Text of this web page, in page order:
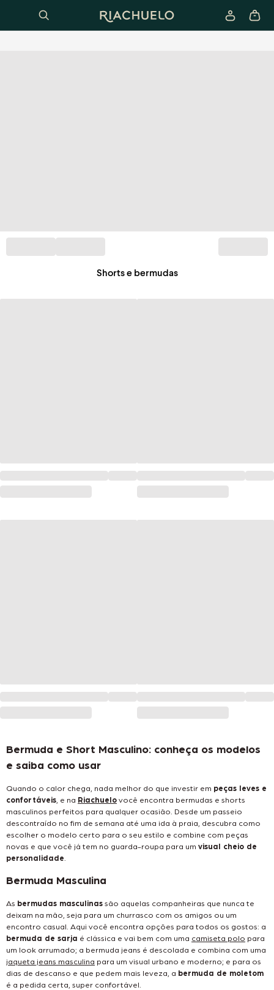
Shorts e bermudas
Bermuda e Short Masculino: conheça os modelos
e saiba como usar
Quando o calor chega, nada melhor do que investir em peças leves e
confortáveis , e na Riachuelovocê encontra bermudas e shorts
masculinos perfeitos para qualquer ocasião. Desde um passeio
descontraído no fim de semana até uma ida à praia, descubra como
escolher o modelo certo para o seu estilo e combine com peças
novas e que você já tem no guarda-roupa para um visual cheio de
personalidade
Bermuda Masculina
As bermudas masculinassão aquelas companheiras que nunca te
deixam na mão, seja para um churrasco com os amigos ou um
encontro casual. Aqui você encontra opções para todos os gostos: a
bermuda de sarja é clássica e vai bem com uma camiseta polo para
um look arrumado; a bermuda jeans é descolada e combina com uma
jaqueta jeans masculina para um visual urbano e moderno; e para os
dias de descanso e que pedem mais leveza, a bermuda de moletom
é a pedida certa, super confortável.